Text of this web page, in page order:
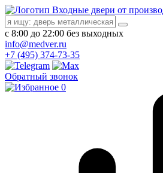
Входные двери от
с 8:00 до 22:00 без выходных
info@medver.ru
+7 (495) 374-73-35
Обратный звонок
0